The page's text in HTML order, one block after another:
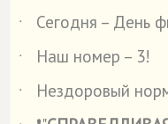
˙
Сегодня – День
˙
Наш номер – 3!
˙
Нездоровый